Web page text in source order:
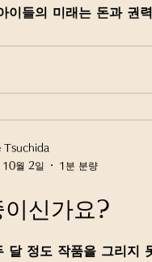
이들의 미래는 돈과 권
이신가요?
달 정도 작품을 그리지
Tsuchida
월 2일
1분 분량